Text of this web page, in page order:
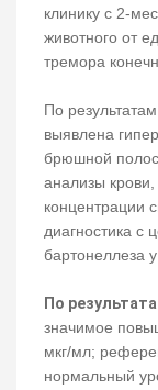
клинику с 2-
животного от
тремора
По
выявлена
брюшной
анализы
концентрации
диагностика с
бартонеллеза
По
значимое
мкг/мл;
нормальный